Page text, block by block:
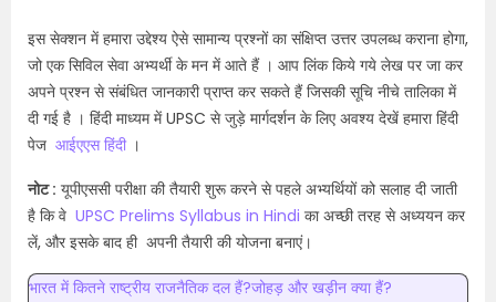
इस सेक्शन में हमारा उद्देश्य ऐसे सामान्य प्रश्नों का संक्षिप्त उत्तर उपलब्ध कराना होगा,
जो एक सिविल सेवा अभ्यर्थी के मन में आते हैं । आप लिंक किये गये लेख पर जा कर
अपने प्रश्न से संबंधित जानकारी प्राप्त कर सकते हैं जिसकी सूचि नीचे तालिका में
दी गई है । हिंदी माध्यम में UPSC से जुड़े मार्गदर्शन के लिए अवश्य देखें हमारा हिंदी
पेज आईएएस हिंदी।
नोट : यूपीएससी परीक्षा की तैयारी शुरू करने से पहले अभ्यर्थियों को सलाह दी जाती
है कि वे UPSC Prelims Syllabus in Hindi का अच्छी तरह से अध्ययन कर
लें, और इसके बाद ही अपनी तैयारी की योजना बनाएं।
भारत में कितने राष्ट्रीय राजनैतिक दल हैं?जोहड़ और खड़ीन क्या हैं?